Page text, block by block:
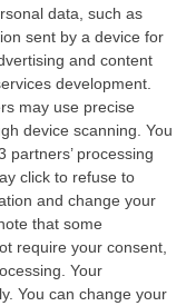
data, such as
sent by a device for
and content
development.
may use precise
device scanning. You
partners’ processing
click to refuse to
and change your
that some
require your consent,
Your
You can change your
annullato
Guarascio
è stata
di uffici